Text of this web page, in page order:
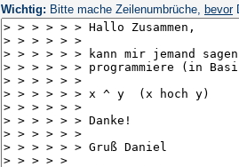
Wichtig: Bitte mache Zeilenumbrüche, bevor